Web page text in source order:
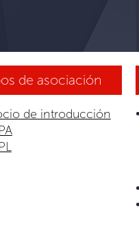
de asociación
de introducción